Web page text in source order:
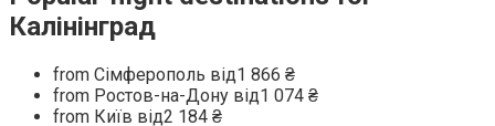
Калінінград
from Сімферополь від1 866 ₴
from Ростов-на-Дону від1 074 ₴
from Київ від2 184 ₴